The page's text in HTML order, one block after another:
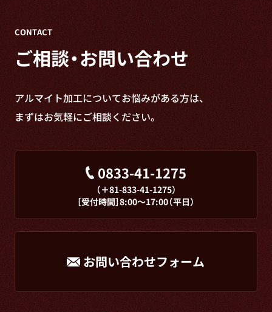
CONTACT
ご相談・お問い合わせ
アルマイト加工についてお悩みがある方は、
まずはお気軽にご相談ください。
0833-41-1275
（＋81-833-41-1275）
［受付時間］8:00～17:00（平日）
お問い合わせフォーム